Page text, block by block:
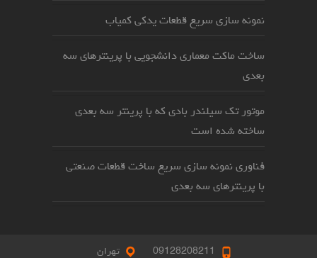
نمونه سازی سریع قطعات یدکی کمیاب
ساخت ماکت معماری دانشجویی با پرینترهای سه
بعدی
موتور تک سیلندر بادی که با پرینتر سه بعدی
ساخته شده است
فناوری نمونه سازی سریع ساخت قطعات صنعتی
با پرینترهای سه بعدی
09128208211 تهران